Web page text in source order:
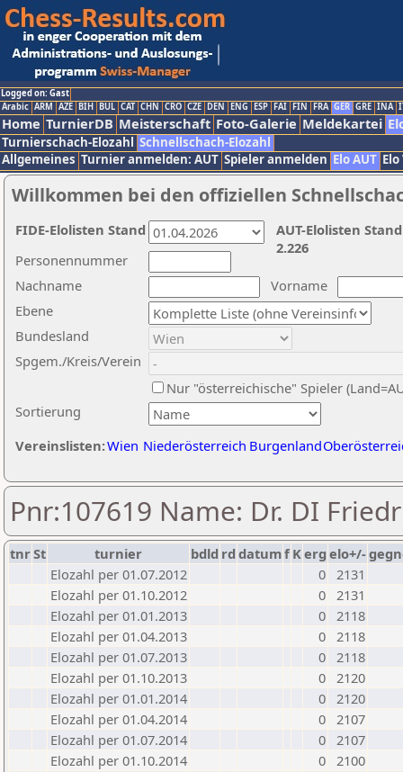
Logged on: Gast
Arabic ARM AZE BIH BUL CAT CHN CRO CZE DEN ENG ESP FAI FIN FRA GER GRE INA
Home TurnierDB Meisterschaft Foto-Galerie Meldekartei
Turnierschach-Elozahl Schnellschach-Elozahl
Allgemeines Turnier anmelden: AUT Spieler anmelden Elo AUT
Willkommen bei den offiziellen
Nachname
Vorname
Ebene
Sortierung
Personennummer
Bundesland
Spgem./Kreis/Verein
Nur "österreichische" Spieler
Vereinslisten:Wien Niederösterreich Burgenland
AUT-Elolisten
2.226
FIDE-Elolisten Stand
Pnr:107619 Name: Dr. DI
tnrSt turnier bdld rd datumf Kerg elo+/-
Elozahl per 01.07.2012
0 2131
Elozahl per 01.10.2012
0 2131
Elozahl per 01.01.2013
0 2118
Elozahl per 01.04.2013
0 2118
Elozahl per 01.07.2013
0 2118
Elozahl per 01.10.2013
0 2120
Elozahl per 01.01.2014
0 2120
Elozahl per 01.04.2014
0 2107
Elozahl per 01.07.2014
0 2107
Elozahl per 01.10.2014
0 2100